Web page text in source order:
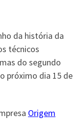
da história da
técnicos
do segundo
próximo dia 15 de
Origem